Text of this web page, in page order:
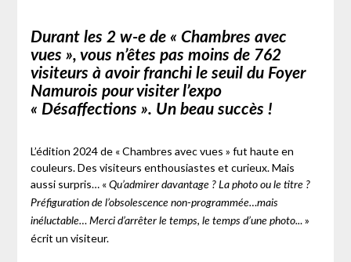
Durant les 2 w-e de « Chambres avec
vues », vous n’êtes pas moins de 762
visiteurs à avoir franchi le seuil du Foyer
Namurois pour visiter l’expo
« Désaffections ». Un beau succès !
L’édition 2024 de « Chambres avec vues » fut haute en
couleurs. Des visiteurs enthousiastes et curieux. Mais
aussi surpris… « Qu’admirer davantage ? La photo ou le titre ?
Préfiguration de l’obsolescence non-programmée…mais
inéluctable… Merci d’arrêter le temps, le temps d’une photo... »
écrit un visiteur.